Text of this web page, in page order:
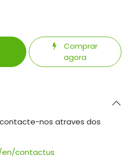
Comprar
agora
nos atraves dos
contactus